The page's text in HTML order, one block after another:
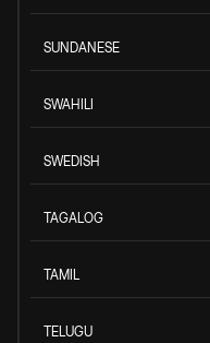
SUNDANESE
SWAHILI
SWEDISH
TAGALOG
TAMIL
TELUGU